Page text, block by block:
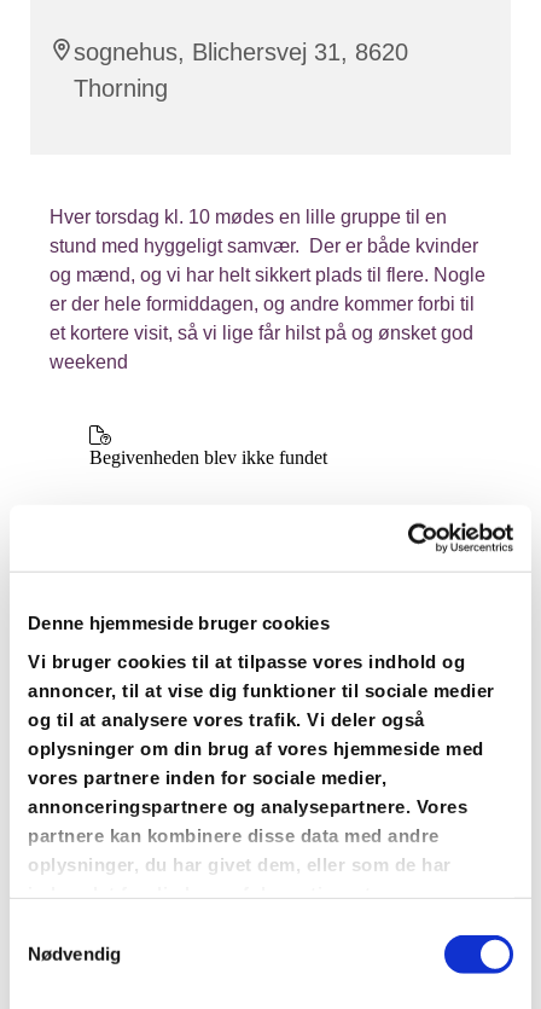
Denne hjemmeside bruger cookies
Vi bruger cookies til at tilpasse vores indhold og
annoncer, til at vise dig funktioner til sociale medier
og til at analysere vores trafik. Vi deler også
oplysninger om din brug af vores hjemmeside med
vores partnere inden for sociale medier,
annonceringspartnere og analysepartnere. Vores
partnere kan kombinere disse data med andre
oplysninger, du har givet dem, eller som de har
Nødvendig
sognehus, Blichersvej 31, 8620
Thorning
Hver torsdag kl. 10 mødes en lille gruppe til en
stund med hyggeligt samvær. Der er både kvinder
og mænd, og vi har helt sikkert plads til flere. Nogle
er der hele formiddagen, og andre kommer forbi til
et kortere visit, så vi lige får hilst på og ønsket god
weekend